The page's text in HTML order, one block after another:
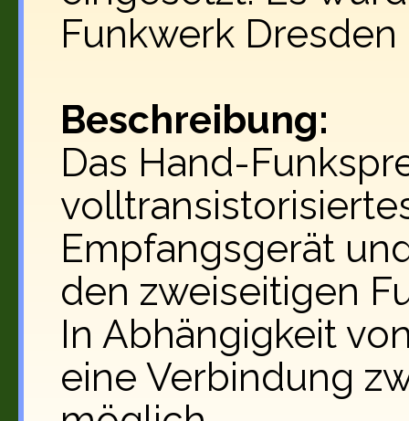
Funkwerk
Beschreibung:
Das Hand-
Empfangsgerät
den zweiseitigen
In Abhängigkeit
eine Verbindung